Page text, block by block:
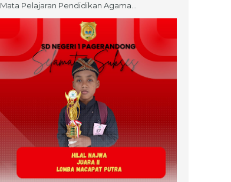
Mata Pelajaran Pendidikan Agama...